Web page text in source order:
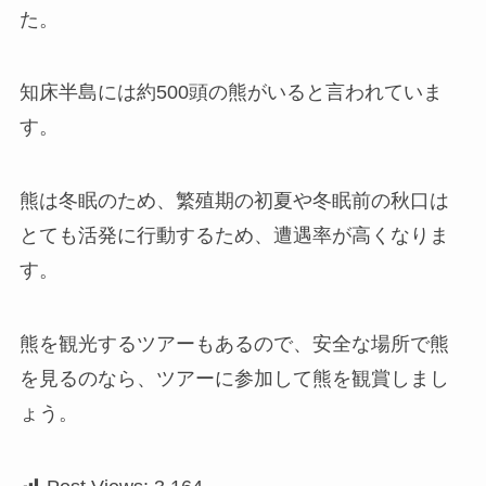
た。
知床半島には約500頭の熊がいると言われていま
す。
熊は冬眠のため、繁殖期の初夏や冬眠前の秋口は
とても活発に行動するため、遭遇率が高くなりま
す。
熊を観光するツアーもあるので、安全な場所で熊
を見るのなら、ツアーに参加して熊を観賞しまし
ょう。